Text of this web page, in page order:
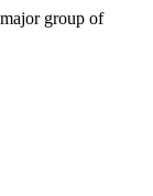
group of